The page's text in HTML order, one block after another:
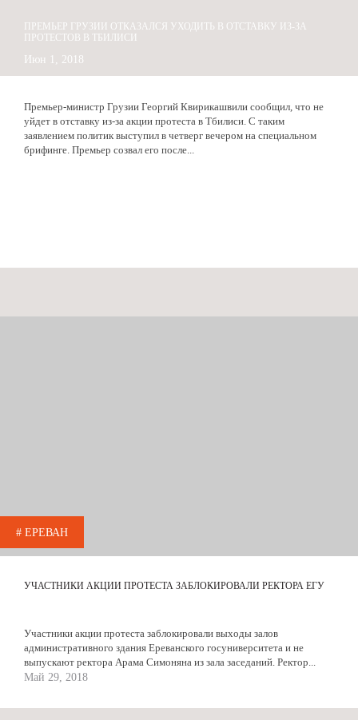
ПРЕМЬЕР ГРУЗИИ ОТКАЗАЛСЯ УХОДИТЬ В ОТСТАВКУ ИЗ-ЗА
ПРОТЕСТОВ В ТБИЛИСИ
Июн 1, 2018
Премьер-министр Грузии Георгий Квирикашвили сообщил, что не
уйдет в отставку из-за акции протеста в Тбилиси. С таким
заявлением политик выступил в четверг вечером на специальном
брифинге. Премьер созвал его после...
# ЕРЕВАН
УЧАСТНИКИ АКЦИИ ПРОТЕСТА ЗАБЛОКИРОВАЛИ РЕКТОРА ЕГУ
Участники акции протеста заблокировали выходы залов
административного здания Ереванского госуниверситета и не
выпускают ректора Арама Симоняна из зала заседаний. Ректор...
Май 29, 2018